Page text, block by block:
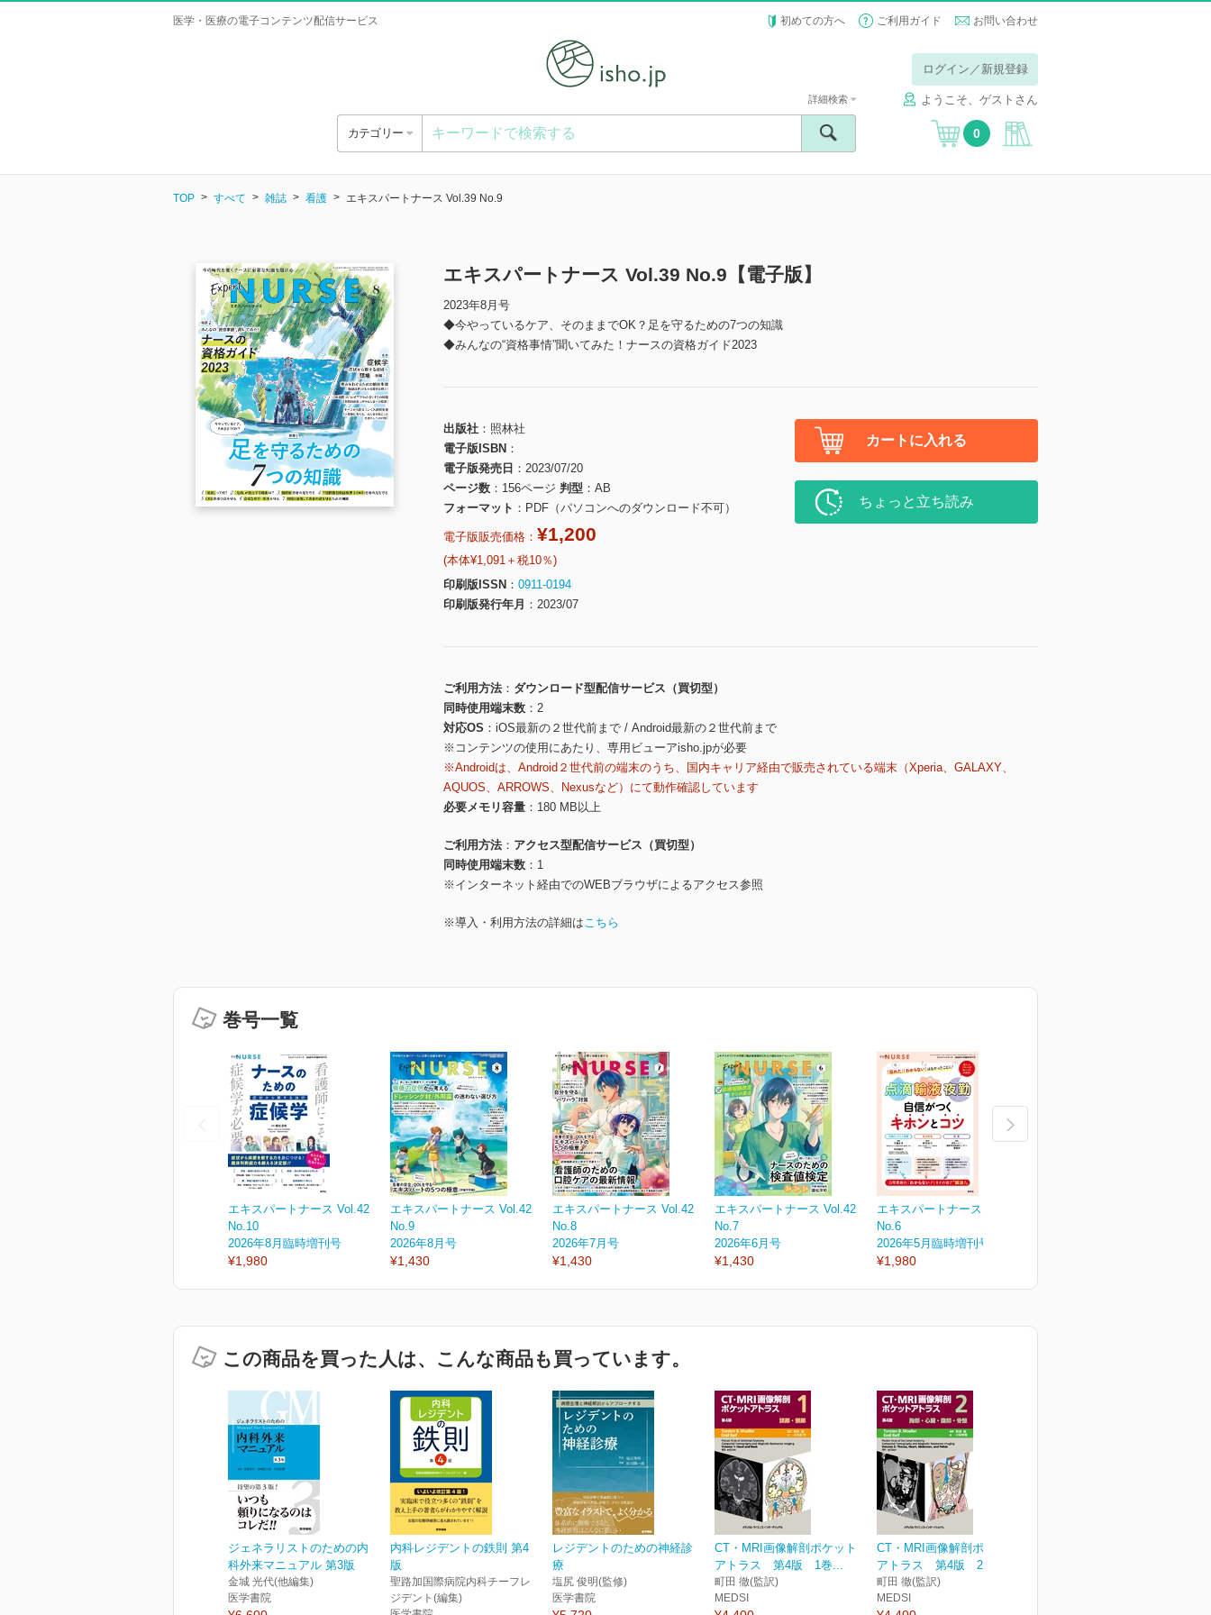
医学・医療の電子コンテンツ配信サービス 初めての方へ ご利用ガイド お問い合わせ
ログイン／新規登録
ようこそ、ゲストさん
カテゴリー
詳細検索
0
TOP すべて 雑誌 看護 エキスパートナース Vol.39 No.9
エキスパートナース Vol.39 No.9【電子版】
2023年8月号
◆今やっているケア、そのままでOK？足を守るための7つの知識
◆みんなの“資格事情”聞いてみた！ナースの資格ガイド2023
出版社
照林社
電子版ISBN
電子版発売日
2023/07/20
ページ数
156ページ 判型
AB
フォーマット
PDF（パソコンへのダウンロード不可）
電子版販売価格： ¥1,200
(本体¥1,091＋税10％)
印刷版ISSN
0911-0194
印刷版発行年月
2023/07
カートに入れる
ちょっと立ち読み
ご利用方法
ダウンロード型配信サービス（買切型）
同時使用端末数
2
対応OS
iOS最新の２世代前まで / Android最新の２世代前まで
※コンテンツの使用にあたり、専用ビューアisho.jpが必要
※Androidは、Android２世代前の端末のうち、国内キャリア経由で販売されている端末（Xperia、GALAXY、
AQUOS、ARROWS、Nexusなど）にて動作確認しています
必要メモリ容量
180 MB以上
ご利用方法
アクセス型配信サービス（買切型）
同時使用端末数
1
※インターネット経由でのWEBブラウザによるアクセス参照
※導入・利用方法の詳細はこちら
巻号一覧
エキスパートナース Vol.42
No.10
2026年8月臨時増刊号
¥1,980
エキスパートナース Vol.42
No.9
2026年8月号
¥1,430
エキスパートナース Vol.42
No.8
2026年7月号
¥1,430
エキスパートナース Vol.42
No.7
2026年6月号
¥1,430
エキスパートナース Vol.42
No.6
2026年5月臨時増刊号
¥1,980
この商品を買った人は、こんな商品も買っています。
ジェネラリストのための内
科外来マニュアル 第3版
金城 光代(他編集)
医学書院
内科レジデントの鉄則 第4
版
聖路加国際病院内科チーフレ
ジデント(編集)
レジデントのための神経診
療
塩尻 俊明(監修)
医学書院
CT・MRI画像解剖ポケット
アトラス 第4版 1巻...
町田 徹(監訳)
MEDSI
CT・MRI画像解剖ポケット
アトラス 第4版 2巻...
町田 徹(監訳)
MEDSI